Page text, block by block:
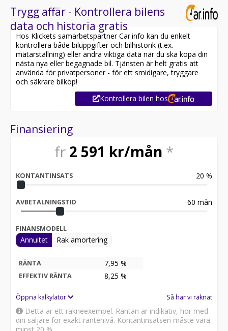
Trygg affär - Kontrollera bilens
data och historia gratis
Hos Klickets samarbetspartner Car.info kan du enkelt
kontrollera både biluppgifter och bilhistorik (t.ex.
mätarställning) eller andra viktiga data när du ska köpa din
nästa nya eller begagnade bil. Tjänsten är helt gratis att
använda för privatpersoner - för ett smidigare, tryggare
och säkrare bilköp!
Kontrollera bilen hos
Finansiering
fr 2 591 kr/mån *
KONTANTINSATS 20 %
AVBETALNINGSTID 60 mån
FINANSMODELL
Annuitet Rak amortering
RÄNTA 7,95 %
EFFEKTIV RÄNTA 8,25 %
Öppna kalkylator Så har vi räknat
Detta är ett räkneexempel. Räntan är indikativ, hör med
din säljare för exakt räntenivå. Kontantinsatsen måste vara
minst 20 %.